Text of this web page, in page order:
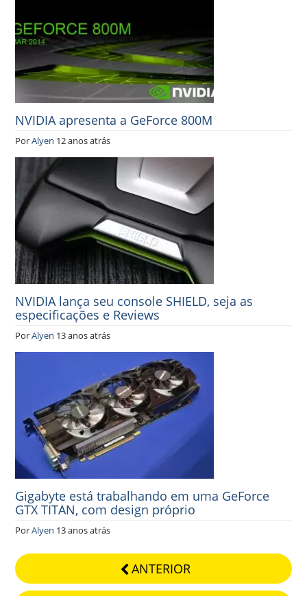
NVIDIA apresenta a GeForce 800M
PorAlyen 12 anos atrás
NVIDIA lança seu console SHIELD, seja as
especificações e Reviews
PorAlyen 13 anos atrás
Gigabyte está trabalhando em uma GeForce
GTX TITAN, com design próprio
PorAlyen 13 anos atrás
ANTERIOR